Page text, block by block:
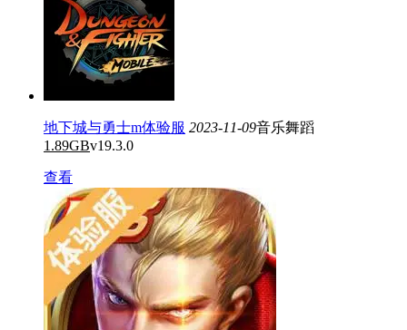
地下城与勇士m体验服 2023-11-09音乐舞蹈
1.89GBv19.3.0
查看